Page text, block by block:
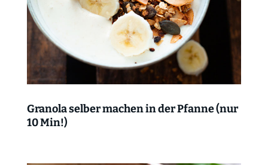
Granola selber machen in der Pfanne (nur
10 Min!)